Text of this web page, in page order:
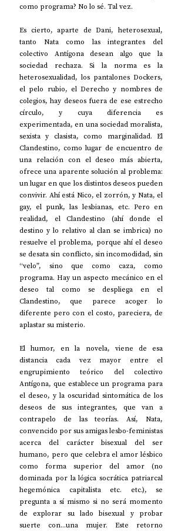
como programa? No lo sé. Tal vez.
Es cierto, aparte de Dani, heterosexual,
tanto Nata como las integrantes del
colectivo Antígona desean algo que la
sociedad rechaza. Si la norma es la
heterosexualidad, los pantalones Dockers,
el pelo rubio, el Derecho y nombres de
colegios, hay deseos fuera de ese estrecho
círculo, y cuya diferencia es
experimentada, en una sociedad moralista,
sexista y clasista, como marginalidad. El
Clandestino, como lugar de encuentro de
una relación con el deseo más abierta,
ofrece una aparente solución al problema:
un lugar en que los distintos deseos pueden
convivir. Ahí está Nico, el zorrón, y Nata, el
gay, el punk, las lesbianas, etc. Pero en
realidad, el Clandestino (ahí donde el
destino y lo relativo al clan se imbrica) no
resuelve el problema, porque ahí el deseo
se desata sin conflicto, sin incomodidad, sin
“velo”, sino que como caza, como
programa. Hay un aspecto mecánico en el
deseo tal como se despliega en el
Clandestino, que parece acoger lo
diferente pero con el costo, pareciera, de
aplastar su misterio.
El humor, en la novela, viene de esa
distancia cada vez mayor entre el
engrupimiento teórico del colectivo
Antígona, que establece un programa para
el deseo, y la oscuridad sintomática de los
deseos de sus integrantes, que van a
contrapelo de las teorías. Así, Nata,
convencido por sus amigas lesbo-feministas
acerca del carácter bisexual del ser
humano, pero que celebra el amor lésbico
como forma superior del amor (no
dominada por la lógica socrática patriarcal
hegemónica capitalista etc. etc.), se
pregunta a sí mismo si no será momento
de explorar su lado bisexual y probar
suerte con...una mujer. Este retorno